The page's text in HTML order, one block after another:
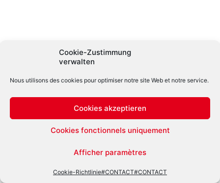
Cookie-Zustimmung
verwalten
Nous utilisons des cookies pour optimiser notre site Web et notre service.
Cookies akzeptieren
Cookies fonctionnels uniquement
Afficher paramètres
Cookie-Richtlinie#CONTACT#CONTACT